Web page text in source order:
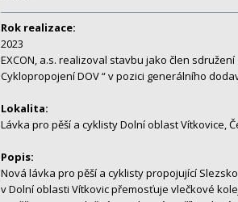
Rok realizace:
2023
EXCON, a.s. realizoval stavbu jako člen sdružení
Cyklopropojení DOV “ v pozici generálního
Lokalita:
Lávka pro pěší a cyklisty Dolní oblast Vítkovice,
Popis:
Nová lávka pro pěší a cyklisty propojující
v Dolní oblasti Vítkovic přemosťuje vlečkové